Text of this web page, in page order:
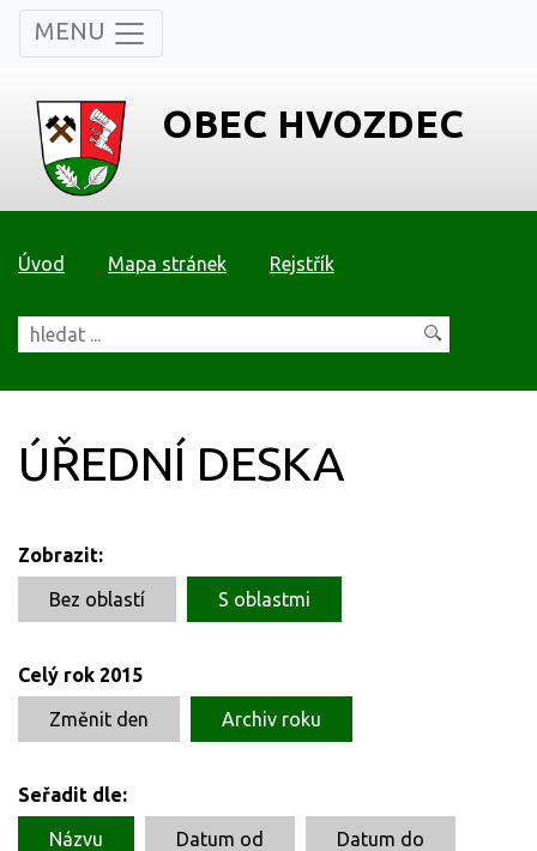
MENU
OBEC HVOZDEC
Úvod Mapa stránek Rejstřík
ÚŘEDNÍ DESKA
Zobrazit:
Bez oblastí S oblastmi
Celý rok 2015
Změnit den Archiv roku
Seřadit dle:
Názvu Datum od Datum do